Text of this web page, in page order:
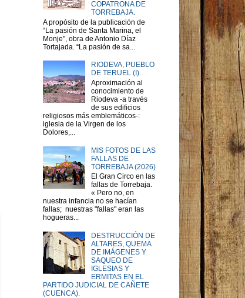
COPATRONA DE
TORREBAJA.
A propósito de la publicación de
“La pasión de Santa Marina, el
Monje", obra de Antonio Díaz
Tortajada. “La pasión de sa...
RIODEVA, PUEBLO
DE TERUEL (I).
Aproximación al
conocimiento de
Riodeva -a través
de sus edificios
religiosos más emblemáticos-:
iglesia de la Virgen de los
Dolores,...
MIS FOTOS DE LAS
FALLAS DE
TORREBAJA (2026)
El Gran Circo en las
fallas de Torrebaja.
« Pero no, en
nuestra infancia no se hacían
fallas; nuestras "fallas" eran las
hogueras...
DESTRUCCIÓN DE
ALTARES, QUEMA
DE IMÁGENES Y
SAQUEO DE
IGLESIAS Y
ERMITAS EN EL
PARTIDO JUDICIAL DE CAÑETE
(CUENCA).